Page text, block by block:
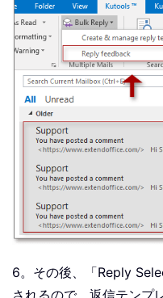
6。その後、「Reply
されるので、返信テンプ